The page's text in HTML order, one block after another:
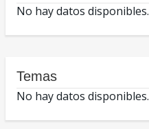
No hay datos disponibles.
Temas
No hay datos disponibles.